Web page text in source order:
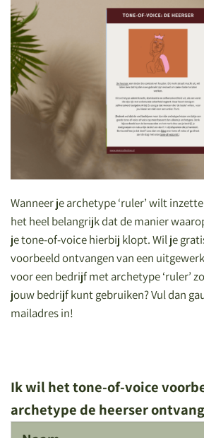
Wanneer je archetype ‘ruler’ wilt
het heel belangrijk dat de manier
je tone-of-voice hierbij klopt. Wil je
voorbeeld ontvangen van een
voor een bedrijf met archetype ‘ruler’
jouw bedrijf kunt gebruiken? Vul dan
mailadres in!
Ik wil het tone-of-voice
archetype de heerser